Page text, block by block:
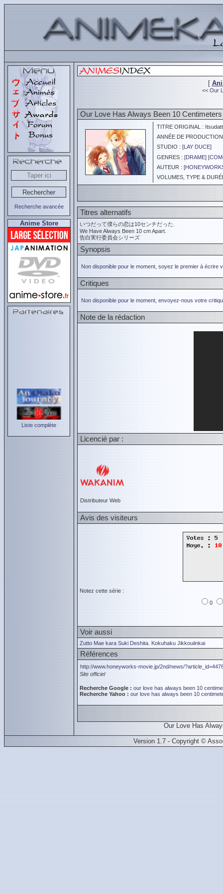
Recherche avancée
Anime Store
Liste complète
[
<< Our
Our Love Has Always Been 10
TITRE ORIGINAL :
ANNÉE DE
STUDIO : [LAY DUCE]
GENRES : [DRAME] [
AUTEUR : [
VOLUMES, TYPE &
Titres alternatifs
いつだって僕らの恋は10センチだった.
We Have Always Been 10 cm Apart.
告白実行委員会シリーズ
Synopsis
Non disponible pour le moment, soyez le premier à écrire
Critiques
Non disponible pour le moment, envoyez-nous votre
Note de la rédaction
Licencié par :
Distributeur Web
Avis des visiteurs
Notez cette série :
0
Voir aussi
Zutto Mae kara Suki Deshita. Kokuhaku Jikkouiinkai
Références
http://www.honeyworks-movie.jp/2nd/news/
Site officiel
Recherche Google : our love has always been 10
Recherche Yahoo : our love has always been 10
Our Love Has
Version 1.7 - Copyright ©